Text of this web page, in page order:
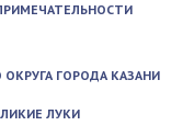
ГОРОДА КАЗАНИ
ЛУКИ